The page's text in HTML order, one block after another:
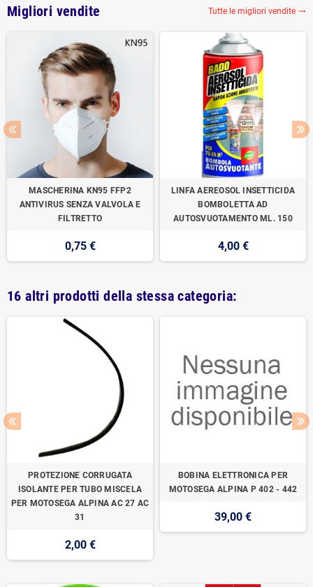
Migliori vendite Tutte le migliori vendite 
MASCHERINA KN95 FFP2
ANTIVIRUS SENZA VALVOLA E
FILTRETTO
0,75 €
LINFA AEREOSOL INSETTICIDA
BOMBOLETTA AD
AUTOSVUOTAMENTO ML. 150
4,00 €
16 altri prodotti della stessa categoria:
PROTEZIONE CORRUGATA
ISOLANTE PER TUBO MISCELA
PER MOTOSEGA ALPINA AC 27 AC
31
2,00 €
BOBINA ELETTRONICA PER
MOTOSEGA ALPINA P 402 - 442
39,00 €